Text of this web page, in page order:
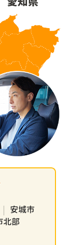
安城市
北部